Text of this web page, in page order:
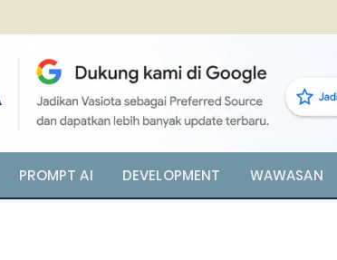
PROMPT AI DEVELOPMENT WAWASAN